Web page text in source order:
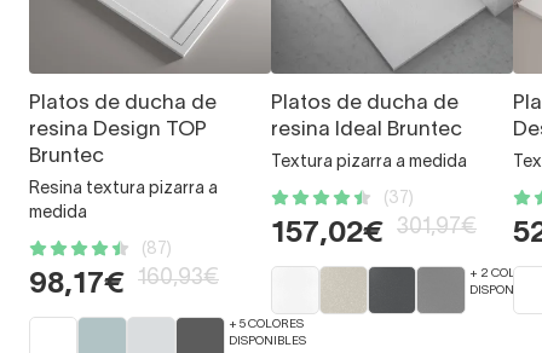
Platos de ducha de
resina Design TOP
Bruntec
Resina textura pizarra a
medida
(87)
98,17€ 160,93€
+ 5 COLORES
DISPONIBLES
Platos de ducha de
resina Ideal Bruntec
Textura pizarra a medida
(37)
157,02€ 301,97€
+ 2